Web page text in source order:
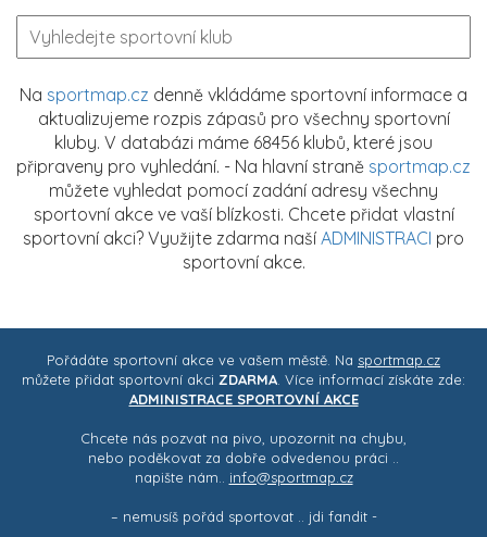
Na sportmap.cz denně vkládáme sportovní informace a
aktualizujeme rozpis zápasů pro všechny sportovní
kluby. V databázi máme 68456 klubů, které jsou
připraveny pro vyhledání. - Na hlavní straně sportmap.cz
můžete vyhledat pomocí zadání adresy všechny
sportovní akce ve vaší blízkosti. Chcete přidat vlastní
sportovní akci? Využijte zdarma naší ADMINISTRACI pro
sportovní akce.
Pořádáte sportovní akce ve vašem městě. Na sportmap.cz
můžete přidat sportovní akci ZDARMA . Více informací získáte zde:
ADMINISTRACE SPORTOVNÍ AKCE
Chcete nás pozvat na pivo, upozornit na chybu,
nebo poděkovat za dobře odvedenou práci ..
napište nám.. info@sportmap.cz
– nemusíš pořád sportovat .. jdi fandit -